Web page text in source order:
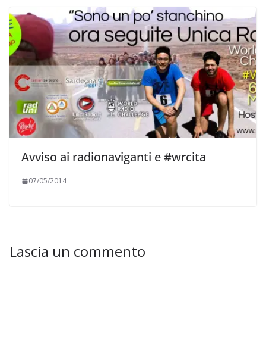
Avviso ai radionaviganti e #wrcita
07/05/2014
Lascia un commento